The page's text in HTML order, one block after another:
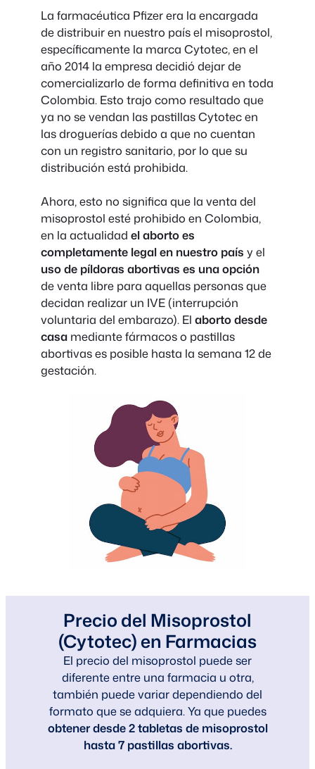
La farmacéutica Pfizer era la encargada
de distribuir en nuestro país el misoprostol,
específicamente la marca Cytotec, en el
año 2014 la empresa decidió dejar de
comercializarlo de forma definitiva en toda
Colombia. Esto trajo como resultado que
ya no se vendan las pastillas Cytotec en
las droguerías debido a que no cuentan
con un registro sanitario, por lo que su
distribución está prohibida.
Ahora, esto no significa que la venta del
misoprostol esté prohibido en Colombia,
en la actualidadel aborto es
completamente legal en nuestro país y el
uso de píldoras abortivas es una opción
de venta libre para aquellas personas que
decidan realizar un IVE (interrupción
voluntaria del embarazo). Elaborto desde
casa mediante fármacos o pastillas
abortivas es posible hasta la semana 12 de
gestación.
Precio del Misoprostol
(Cytotec) en Farmacias
El precio del misoprostol puede ser
diferente entre una farmacia u otra,
también puede variar dependiendo del
formato que se adquiera. Ya que puedes
obtener desde 2 tabletas de misoprostol
hasta 7 pastillas abortivas.